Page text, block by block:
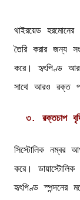
থাইরয়েড হরমোনের
তৈরি করার জন্য
করে। হৃৎপিণ্ড
সাথে আরও রক্ত
৩. রক্তচাপ
সিস্টোলিক নম্বর
করে।
হৃৎপিণ্ড স্পন্দনের